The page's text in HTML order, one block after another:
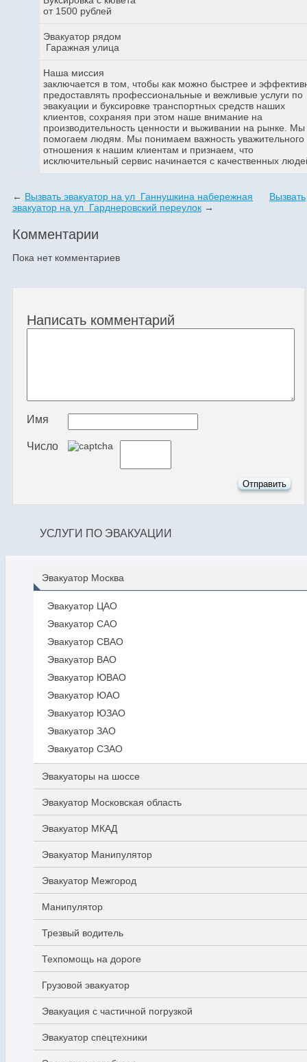
от 1500 рублей
Эвакуатор рядом
Гаражная улица
Наша миссия
заключается в том, чтобы как можно быстрее и
предоставлять профессиональные и вежливые услуги по
эвакуации и буксировке транспортных средств наших
клиентов, сохраняя при этом наше внимание на
производительность ценности и выживании на рынке. Мы
помогаем людям. Мы понимаем важность уважительного
отношения к нашим клиентам и признаем, что
исключительный сервис начинается с качественных
← Вызвать эвакуатор на ул Ганнушкина набережная
Вызвать
эвакуатор на ул Гарднеровский переулок →
Комментарии
Пока нет комментариев
Написать комментарий
Имя
Число
УСЛУГИ ПО ЭВАКУАЦИИ
Эвакуатор Москва
Эвакуатор ЦАО
Эвакуатор САО
Эвакуатор СВАО
Эвакуатор ВАО
Эвакуатор ЮВАО
Эвакуатор ЮАО
Эвакуатор ЮЗАО
Эвакуатор ЗАО
Эвакуатор СЗАО
Эвакуаторы на шоссе
Эвакуатор Московская область
Эвакуатор МКАД
Эвакуатор Манипулятор
Эвакуатор Межгород
Манипулятор
Трезвый водитель
Техпомощь на дороге
Грузовой эвакуатор
Эвакуация с частичной погрузкой
Эвакуатор спецтехники